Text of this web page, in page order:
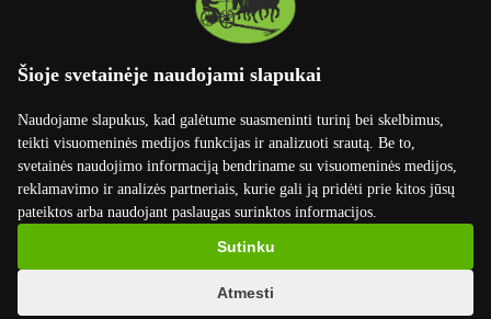
Šioje svetainėje naudojami slapukai
Naudojame slapukus, kad galėtume suasmeninti turinį bei skelbimus,
teikti visuomeninės medijos funkcijas ir analizuoti srautą. Be to,
svetainės naudojimo informaciją bendriname su visuomeninės medijos,
reklamavimo ir analizės partneriais, kurie gali ją pridėti prie kitos jūsų
pateiktos arba naudojant paslaugas surinktos informacijos.
Sutinku
Atmesti
×